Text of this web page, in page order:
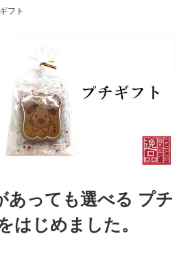
フト
あっても選べる プチ
はじめました。